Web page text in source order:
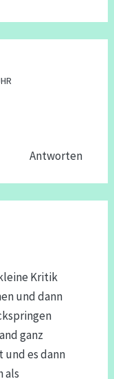
Antworten
Kritik
und dann
ganz
und es dann
als